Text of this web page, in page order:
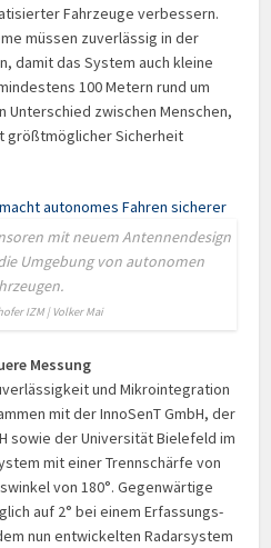
Fahrzeuge verbessern.
müssen zuverlässig in der
damit das System auch kleine
100 Metern rund um
Unterschied zwischen Menschen,
größtmöglicher Sicherheit
mit neuem Antennendesign
Umgebung von autonomen
IZM | Volker Mai
Messung
und Mikro­inte­gration
mit der InnoSenT GmbH, der
sowie der Universität Bielefeld im
mit einer Trenn­schärfe von
von 180°. Gegen­wärtige
auf 2° bei einem Erfassungs­
nun entwickelten Radarsystem